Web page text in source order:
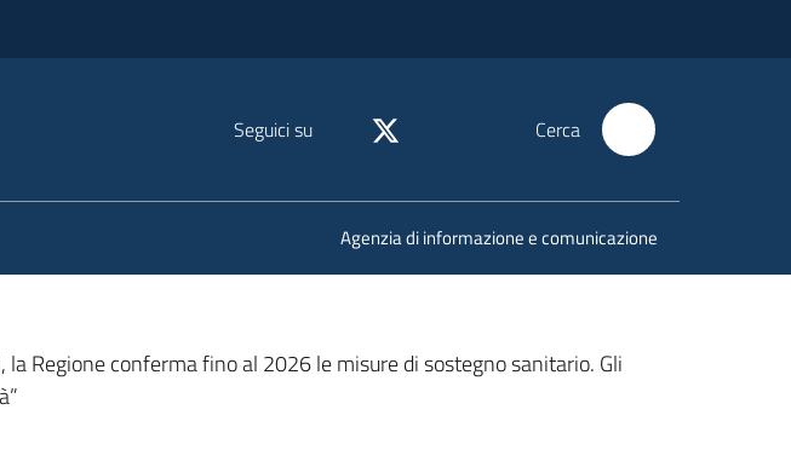
Seguici su Cerca
Agenzia di informazione e comunicazione
Regione conferma fino al 2026 le misure di sostegno sanitario. Gli